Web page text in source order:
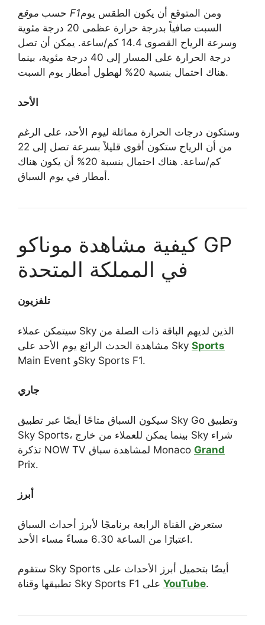
حسب موقع F1ومن المتوقع أن يكون الطقس يوم
السبت صافياً بدرجة حرارة عظمى 20 درجة مئوية
وسرعة الرياح القصوى 14.4 كم/ساعة. يمكن أن تصل
درجة الحرارة على المسار إلى 40 درجة مئوية، بينما
هناك احتمال بنسبة 20% لهطول أمطار يوم السبت.
الأحد
وستكون درجات الحرارة مماثلة ليوم الأحد، على الرغم
من أن الرياح ستكون أقوى قليلاً بسرعة تصل إلى 22
كم/ساعة. هناك احتمال بنسبة 20% أن يكون هناك
أمطار في يوم السباق.
كيفية مشاهدة موناكو GP
في المملكة المتحدة
تلفزيون
سيتمكن عملاء Sky الذين لديهم الباقة ذات الصلة من
مشاهدة الحدث الرائع يوم الأحد على Sky Sports
Main Event وSky Sports F1.
جاري
سيكون السباق متاحًا أيضًا عبر تطبيق Sky Go وتطبيق
Sky Sports، بينما يمكن للعملاء من خارج Sky شراء
تذكرة NOW TV لمشاهدة سباق Monaco Grand
Prix.
أبرز
ستعرض القناة الرابعة برنامجًا لأبرز أحداث السباق
اعتبارًا من الساعة 6.30 مساءً مساء الأحد.
ستقوم Sky Sports أيضًا بتحميل أبرز الأحداث على
YouTube.